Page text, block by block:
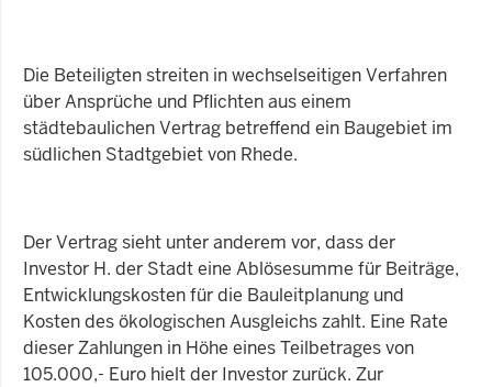
Die Beteiligten streiten in wechselseitigen Verfahren
über Ansprüche und Pflichten aus einem
städtebaulichen Vertrag betreffend ein Baugebiet im
südlichen Stadtgebiet von Rhede.
Der Vertrag sieht unter anderem vor, dass der
Investor H. der Stadt eine Ablösesumme für Beiträge,
Entwicklungskosten für die Bauleitplanung und
Kosten des ökologischen Ausgleichs zahlt. Eine Rate
dieser Zahlungen in Höhe eines Teilbetrages von
105.000,- Euro hielt der Investor zurück. Zur